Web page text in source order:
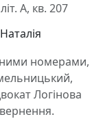
А, кв. 207
номерами,
Логінова